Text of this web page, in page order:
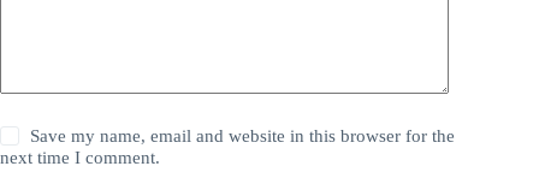
Save my name, email and website in this browser for the
next time I comment.